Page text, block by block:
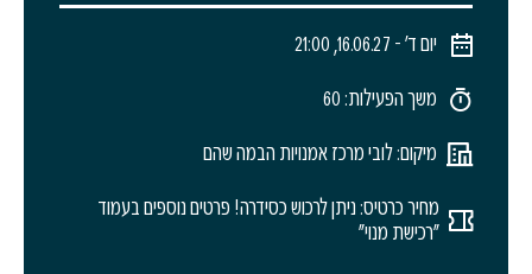
יום ד׳ - 16.06.27, 21:00
משך הפעילות: 60
מיקום: לובי מרכז אמנויות הבמה שהם
מחיר כרטיס: ניתן לרכוש כסידרה! פרטים נוספים בעמוד
"רכישת מנוי"